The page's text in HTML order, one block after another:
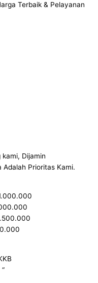
Terbaik & Pelayanan
Dijamin
Adalah Prioritas Kami.